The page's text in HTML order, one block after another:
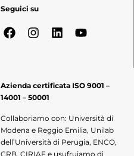
Seguici su
Azienda certificata ISO 9001 –
14001 – 50001
Collaboriamo con: Università di
Modena e Reggio Emilia, Unilab
dell’Università di Perugia, ENCO,
CRB, CIRIAF e usufruiamo di